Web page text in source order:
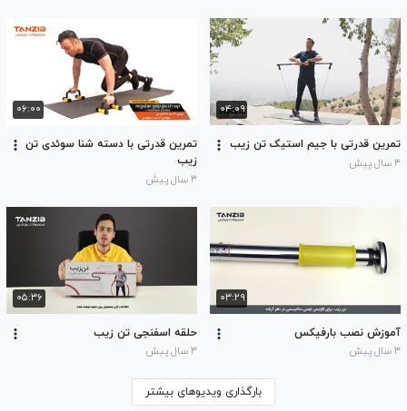
۰۴:۰۹
تمرین قدرتی با جیم استیک تن زیب
۳ سال پیش
۰۶:۰۰
تمرین قدرتی با دسته شنا سوئدی تن
زیب
۳ سال پیش
۰۳:۲۹
آموزش نصب بارفیکس
۳ سال پیش
۰۵:۳۶
حلقه اسفنجی تن زیب
۳ سال پیش
بارگذاری ویدیوهای بیشتر